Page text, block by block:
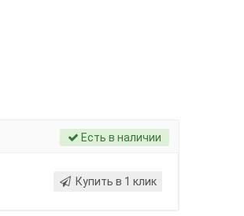
Есть в наличии
Купить в 1 клик